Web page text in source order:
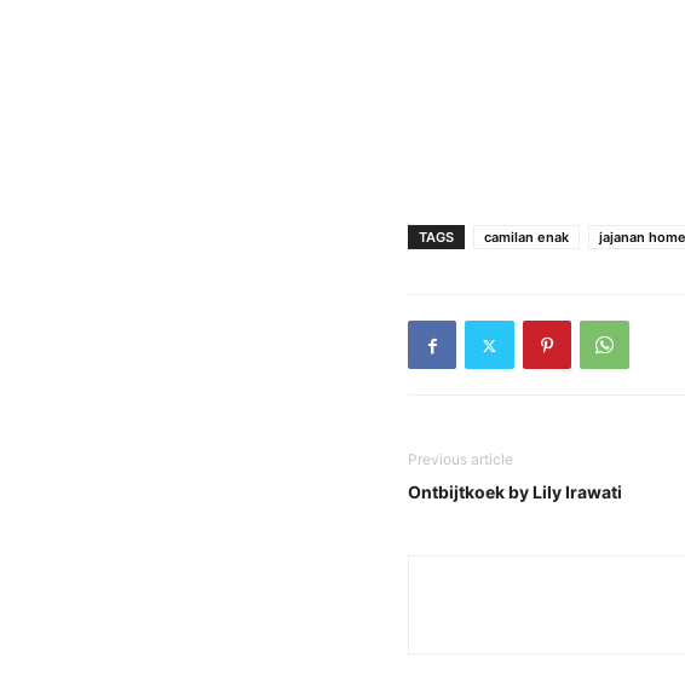
TAGS camilan enak jajanan
Previous article
Ontbijtkoek by Lily Irawati